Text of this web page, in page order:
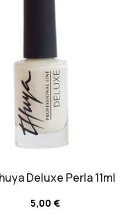
Deluxe Perla 11ml
5,00€